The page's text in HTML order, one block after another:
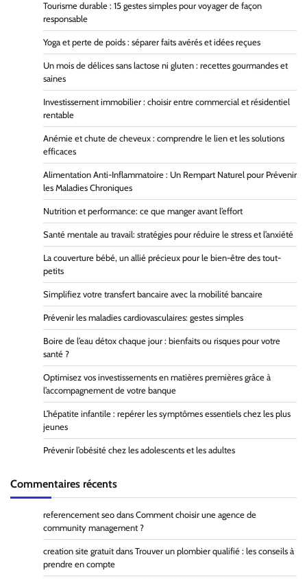
Tourisme durable : 15 gestes simples pour voyager de façon
responsable
Yoga et perte de poids : séparer faits avérés et idées reçues
Un mois de délices sans lactose ni gluten : recettes gourmandes et
saines
Investissement immobilier : choisir entre commercial et résidentiel
rentable
Anémie et chute de cheveux : comprendre le lien et les solutions
efficaces
Alimentation Anti-Inflammatoire : Un Rempart Naturel pour Prévenir
les Maladies Chroniques
Nutrition et performance: ce que manger avant l’effort
Santé mentale au travail: stratégies pour réduire le stress et l’anxiété
La couverture bébé, un allié précieux pour le bien-être des tout-
petits
Simplifiez votre transfert bancaire avec la mobilité bancaire
Prévenir les maladies cardiovasculaires: gestes simples
Boire de l’eau détox chaque jour : bienfaits ou risques pour votre
santé ?
Optimisez vos investissements en matières premières grâce à
l’accompagnement de votre banque
L’hépatite infantile : repérer les symptômes essentiels chez les plus
jeunes
Prévenir l’obésité chez les adolescents et les adultes
Commentaires récents
referencement seo dans Comment choisir une agence de
community management ?
creation site gratuit dans Trouver un plombier qualifié : les conseils à
prendre en compte